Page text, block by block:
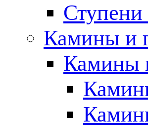
Ступени
Камины и
Камины